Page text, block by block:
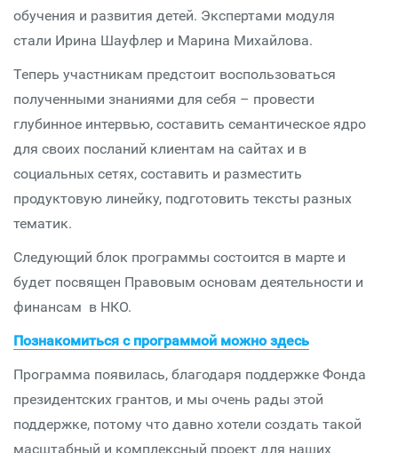
обучения и развития детей. Экспертами модуля
стали Ирина Шауфлер и Марина Михайлова.
Теперь участникам предстоит воспользоваться
полученными знаниями для себя – провести
глубинное интервью, составить семантическое ядро
для своих посланий клиентам на сайтах и в
социальных сетях, составить и разместить
продуктовую линейку, подготовить тексты разных
тематик.
Следующий блок программы состоится в марте и
будет посвящен Правовым основам деятельности и
финансам в НКО.
Познакомиться с программой можно здесь
Программа появилась, благодаря поддержке Фонда
президентских грантов, и мы очень рады этой
поддержке, потому что давно хотели создать такой
масштабный и комплексный проект для наших